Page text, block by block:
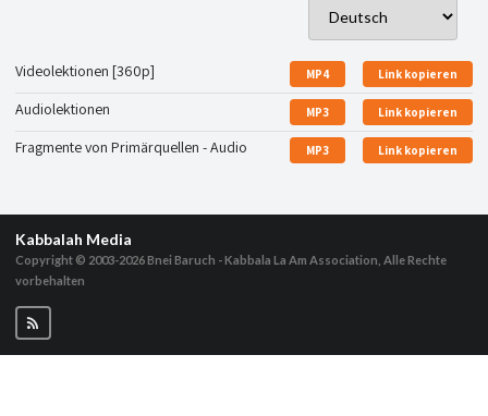
Videolektionen [360p] MP4 Link kopieren
Audiolektionen MP3 Link kopieren
Fragmente von Primärquellen - Audio MP3 Link kopieren
Kabbalah Media
Copyright © 2003-2026Bnei Baruch - Kabbala La Am Association, Alle Rechte
vorbehalten